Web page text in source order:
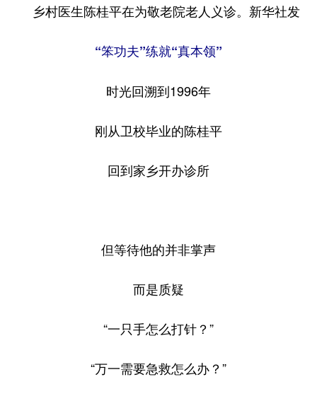
乡村医生陈桂平在为敬老院老人义诊。新华社发
“笨功夫”练就“真本领”
时光回溯到1996年
刚从卫校毕业的陈桂平
回到家乡开办诊所
但等待他的并非掌声
而是质疑
“一只手怎么打针？”
“万一需要急救怎么办？”